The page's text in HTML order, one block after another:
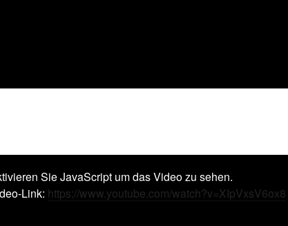
Sie JavaScript um das Video zu sehen.
Link: https://www.youtube.com/watch?v=XIpVxsV6ox8